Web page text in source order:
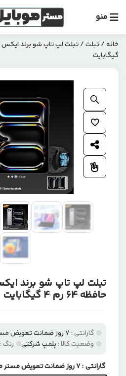
منو
خانه/تبلت
گیگابایت
حافظه 64 رم 4 گیگابایت
گارانتی : ۷ روز ضمانت تعویض مستر موبایل
وضعیت کالا : پلمپ شرکتی رنگ :
گارانتی: ۷ روز ضمانت تعویض مستر موبایل
بزرگنمایی محصول
افزودن به علاقمندی ها
اشتراک گذاری محصول
افزودن به مقایسه